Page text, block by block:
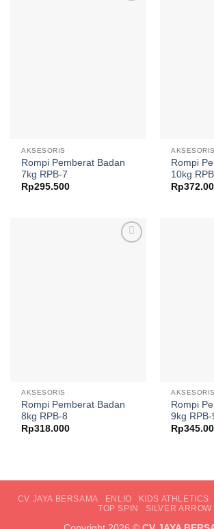
AKSESORIS
Rompi Pemberat Badan
7kg RPB-7
Rp295.500
AKSESORIS
Rompi
10kg
Rp
AKSESORIS
Rompi Pemberat Badan
8kg RPB-8
Rp318.000
AKSESORIS
Rompi
9kg RPB-
Rp
CV JAYA BERSAMA ENLIO KIDS ATHLETICS
TOP SPIN
SILVER ARROW